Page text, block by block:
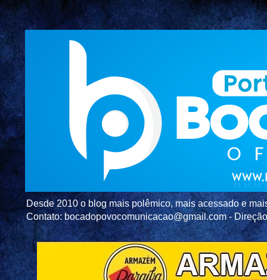
Desde 2010 o blog mais polêmico, mais acessado e
Contato: bocadopovocomunicacao@gmail.com -